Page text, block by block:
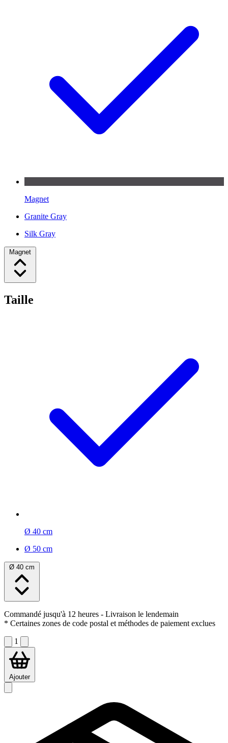
Magnet
Granite Gray
Silk Gray
Magnet
Taille
Ø 40 cm
Ø 50 cm
Ø 40 cm
Commandé jusqu'à 12 heures - Livraison le lendemain
* Certaines zones de code postal et méthodes de paiement exclues
1
Ajouter